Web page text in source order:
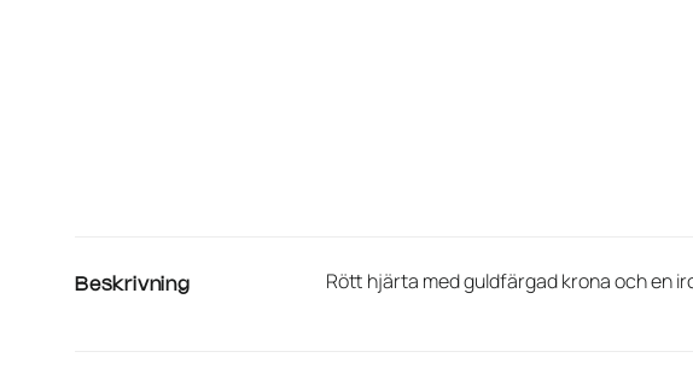
Beskrivning Rött hjärta med guldfärgad krona och en